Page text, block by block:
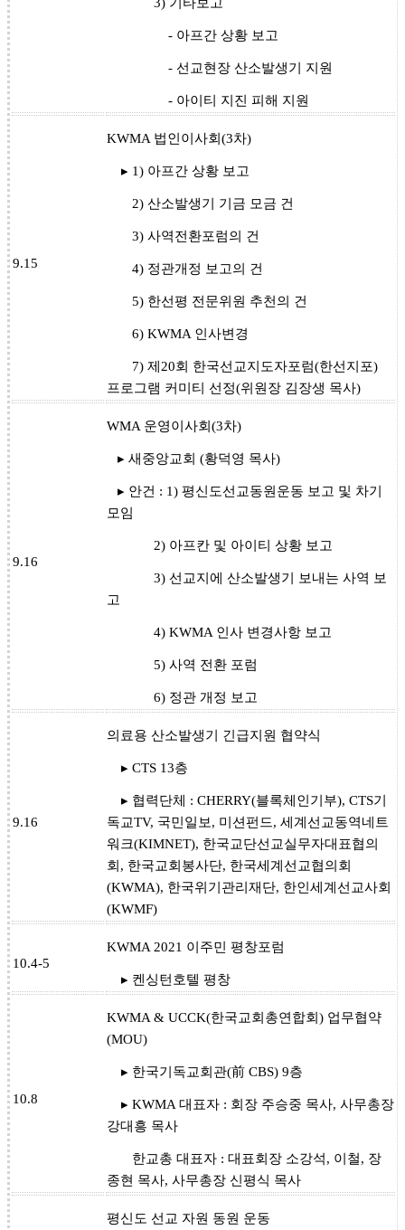
- 아프간 상황 보고
- 선교현장 산소발생기 지원
- 아이티 지진 피해 지원
9.15
KWMA 법인이사회(3차)
▸ 1) 아프간 상황 보고
2) 산소발생기 기금 모금 건
3) 사역전환포럼의 건
4) 정관개정 보고의 건
5) 한선평 전문위원 추천의 건
6) KWMA 인사변경
7) 제20회 한국선교지도자포럼(한선지포)
프로그램 커미티 선정(위원장 김장생 목사)
9.16
WMA 운영이사회(3차)
▸ 새중앙교회 (황덕영 목사)
▸ 안건 : 1) 평신도선교동원운동 보고 및 차기
모임
2) 아프칸 및 아이티 상황 보고
3) 선교지에 산소발생기 보내는 사역 보
고
4) KWMA 인사 변경사항 보고
5) 사역 전환 포럼
6) 정관 개정 보고
9.16
의료용 산소발생기 긴급지원 협약식
▸ CTS 13층
▸ 협력단체 : CHERRY(블록체인기부), CTS기
독교TV, 국민일보, 미션펀드, 세계선교동역네트
워크(KIMNET), 한국교단선교실무자대표협의
회, 한국교회봉사단, 한국세계선교협의회
(KWMA), 한국위기관리재단, 한인세계선교사회
(KWMF)
10.4-5
KWMA 2021 이주민 평창포럼
▸ 켄싱턴호텔 평창
10.8
KWMA & UCCK(한국교회총연합회) 업무협약
(MOU)
▸ 한국기독교회관(前 CBS) 9층
▸ KWMA 대표자 : 회장 주승중 목사, 사무총장
강대흥 목사
한교총 대표자 : 대표회장 소강석, 이철, 장
종현 목사, 사무총장 신평식 목사
평신도 선교 자원 동원 운동